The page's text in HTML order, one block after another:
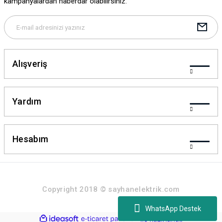
WhatsApp Destek
Alışveriş
Yardım
Hesabım
Copyright 2018 © sayhanelektrik.com
ideasoft